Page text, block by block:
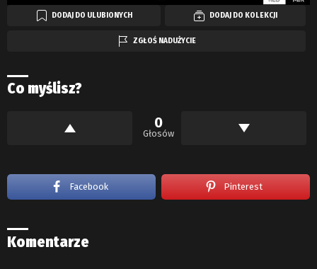
DODAJ DO ULUBIONYCH DODAJ DO KOLEKCJI
ZGŁOŚ NADUŻYCIE
Co myślisz?
0
Głosów
Facebook Pinterest
Komentarze